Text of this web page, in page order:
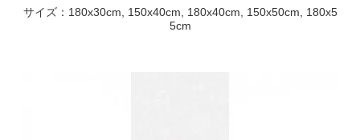
サイズ：180x30cm, 150x40cm, 180x40cm, 150x50cm, 180x5
5cm